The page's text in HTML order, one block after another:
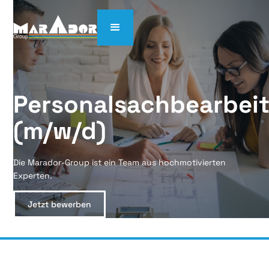
(m/w/d)
Die Marador-Group ist ein Team aus hochmotivierten
Experten.
Jetzt bewerben